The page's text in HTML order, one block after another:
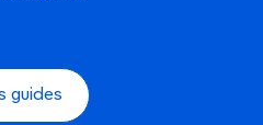
guides